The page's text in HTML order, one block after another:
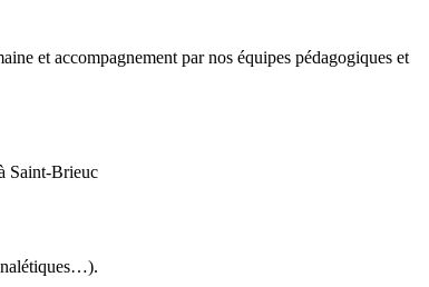
et accompagnement par nos équipes pédagogiques et
Saint-Brieuc